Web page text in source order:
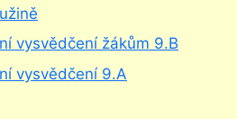
vysvědčení žákům 9.B
vysvědčení 9.A